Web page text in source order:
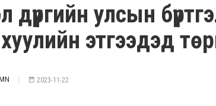
дүүргийн улсын
этгээдэд
2023-11-22